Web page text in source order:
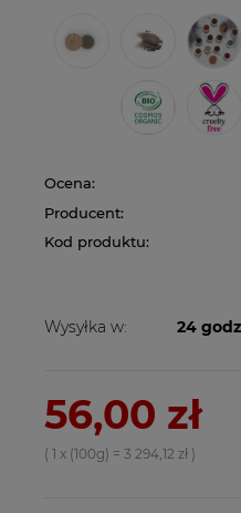
Ocena:
Producent:
Kod produktu:
Wysyłka w: 24
56,00 zł
( 1 x (100g) = 3 294,12 zł )